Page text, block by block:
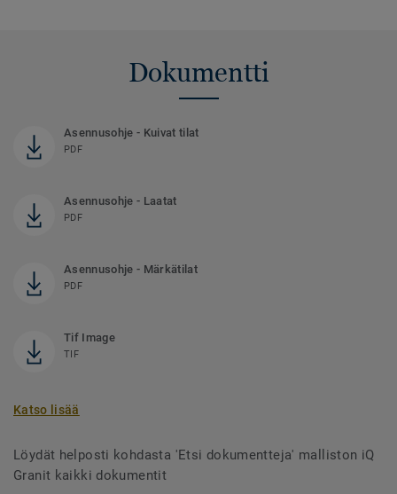
Dokumentti
Asennusohje - Kuivat tilat
PDF
Asennusohje - Laatat
PDF
Asennusohje - Märkätilat
PDF
Tif Image
TIF
Katso lisää
Löydät helposti kohdasta 'Etsi dokumentteja' malliston iQ
Granit kaikki dokumentit